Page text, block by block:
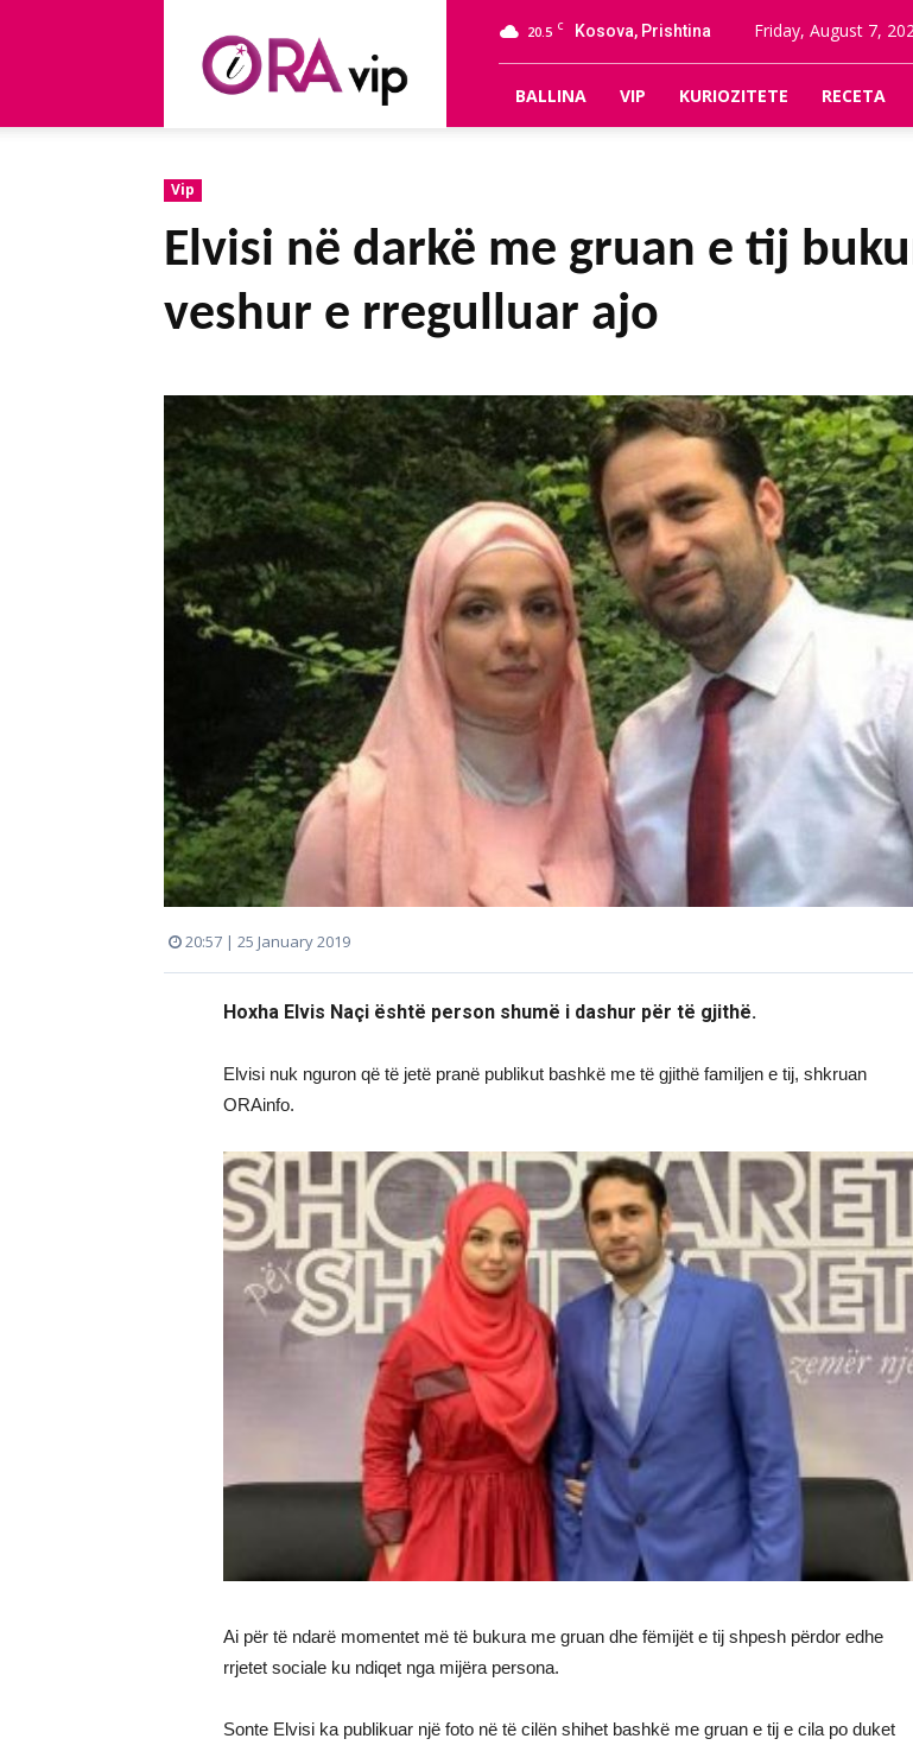
20.5 C Kosova, Prishtina Friday, August 7,
BALLINA VIP KURIOZITETE RECETA
Vip
Elvisi në darkë me gruan e tij
veshur e rregulluar ajo
20:57 | 25 January 2019
Hoxha Elvis Naçi është person shumë i dashur për të gjithë.
Elvisi nuk nguron që të jetë pranë publikut bashkë me të gjithë familjen e tij, shkruan
ORAinfo.
Ai për të ndarë momentet më të bukura me gruan dhe fëmijët e tij shpesh përdor edhe
rrjetet sociale ku ndiqet nga mijëra persona.
Sonte Elvisi ka publikuar një foto në të cilën shihet bashkë me gruan e tij e cila po duket